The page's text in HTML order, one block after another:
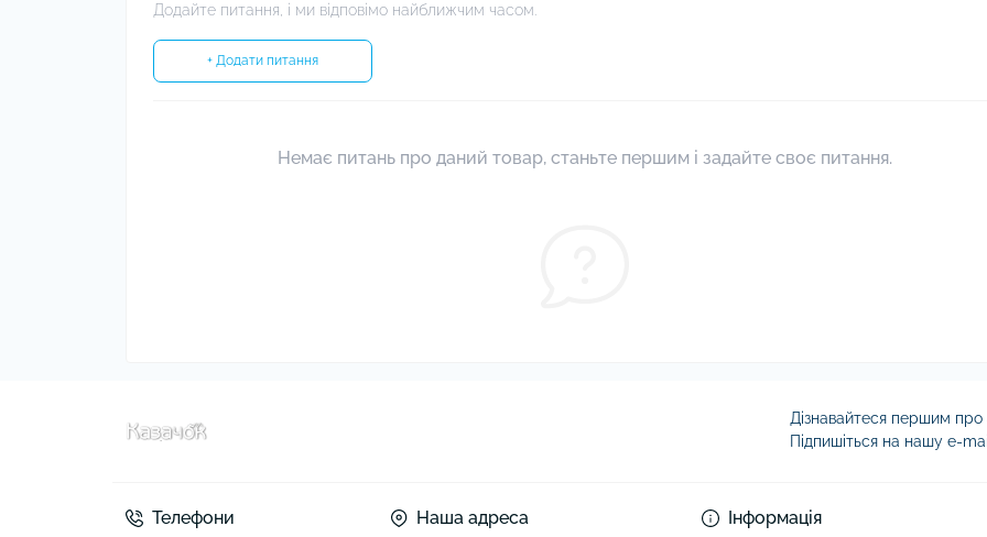
Додайте питання, і ми відповімо найближчим часом.
+ Додати питання
Немає питань про даний товар, станьте першим і задайте своє питання.
Дізнавайтеся першим про
Підпишіться на нашу e-
Телефони Наша адреса Інформація